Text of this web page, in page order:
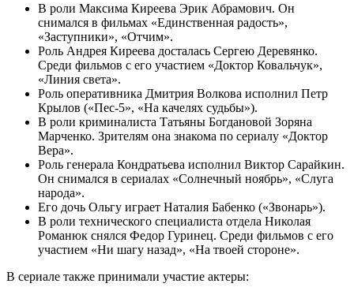
В роли Максима Киреева Эрик Абрамович. Он
снимался в фильмах «Единственная радость»,
«Заступники», «Отчим».
Роль Андрея Киреева досталась Сергею Деревянко.
Среди фильмов с его участием «Доктор Ковальчук»,
«Линия света».
Роль оперативника Дмитрия Волкова исполнил Петр
Крылов («Пес-5», «На качелях судьбы»).
В роли криминалиста Татьяны Богдановой Зоряна
Марченко. Зрителям она знакома по сериалу «Доктор
Вера».
Роль генерала Кондратьева исполнил Виктор Сарайкин.
Он снимался в сериалах «Солнечный ноябрь», «Слуга
народа».
Его дочь Ольгу играет Наталия Бабенко («Звонарь»).
В роли технического специалиста отдела Николая
Романюк снялся Федор Гуринец. Среди фильмов с его
участием «Ни шагу назад», «На твоей стороне».
В сериале также принимали участие актеры: